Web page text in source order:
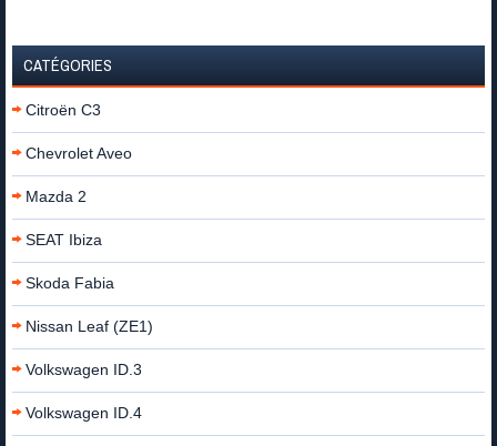
CATÉGORIES
Citroën C3
Chevrolet Aveo
Mazda 2
SEAT Ibiza
Skoda Fabia
Nissan Leaf (ZE1)
Volkswagen ID.3
Volkswagen ID.4